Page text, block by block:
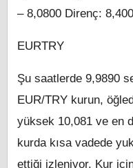
– 8,0800 Direnç:
EURTRY
Şu saatlerde 9,9890
EUR/TRY kurun,
yüksek 10,081 ve en
kurda kısa vadede
ettiği izleniyor. Kur